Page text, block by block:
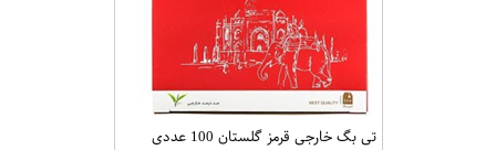
تی بگ خارجی قرمز گلستان 100 عددی